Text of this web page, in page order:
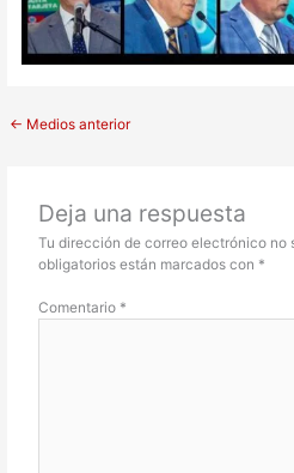
← Medios anterior
Deja una respuesta
Tu dirección de correo electrónico no
obligatorios están marcados con *
Comentario *